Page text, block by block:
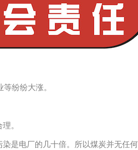
纷纷大涨。
。
是电厂的几十倍。所以煤炭并无任何